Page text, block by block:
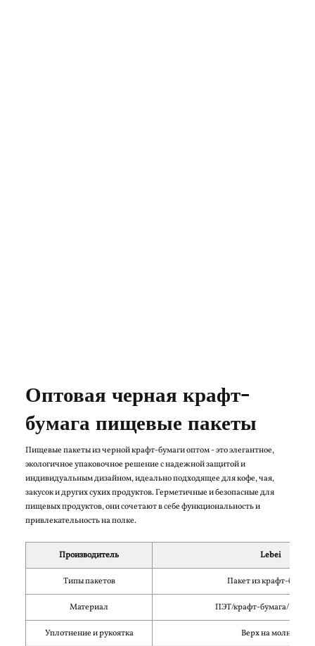
Оптовая черная крафт-
бумага пищевые пакеты
Пищевые пакеты из черной крафт-бумаги оптом - это элегантное,
экологичное упаковочное решение с надежной защитой и
индивидуальным дизайном, идеально подходящее для кофе, чая,
закусок и других сухих продуктов. Герметичные и безопасные для
пищевых продуктов, они сочетают в себе функциональность и
привлекательность на полке.
Производитель Lebei
Типы пакетов Пакет из крафт-бумаги
Материал ПЭТ/крафт-бумага/ПЭТ/
Уплотнение и рукоятка Верх на молнии